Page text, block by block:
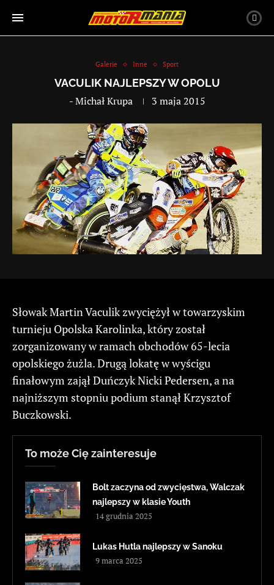
Galerie Inne Sport
VACULIK NAJLEPSZY W OPOLU
-Michał Krupa 3 maja 2015
Słowak Martin Vaculik zwyciężył w towarzyskim
turnieju Opolska Karolinka, który został
zorganizowany w ramach obchodów 65-lecia
opolskiego żużla. Drugą lokatę w wyścigu
finałowym zajął Duńczyk Nicki Pedersen, a na
najniższym stopniu podium stanął Krzysztof
Buczkowski.
To może Cię zainteresuje
Bolt zaczyna od zwycięstwa, Walczak
najlepszy w klasie Youth
14 grudnia 2025
Lukas Hutla najlepszy w Sanoku
9 marca 2025